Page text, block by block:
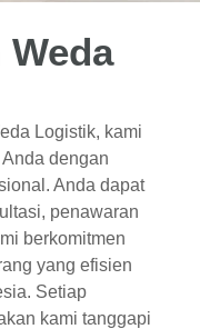
Logistik, kami
dengan
Anda dapat
penawaran
berkomitmen
yang efisien
Setiap
kami tanggapi